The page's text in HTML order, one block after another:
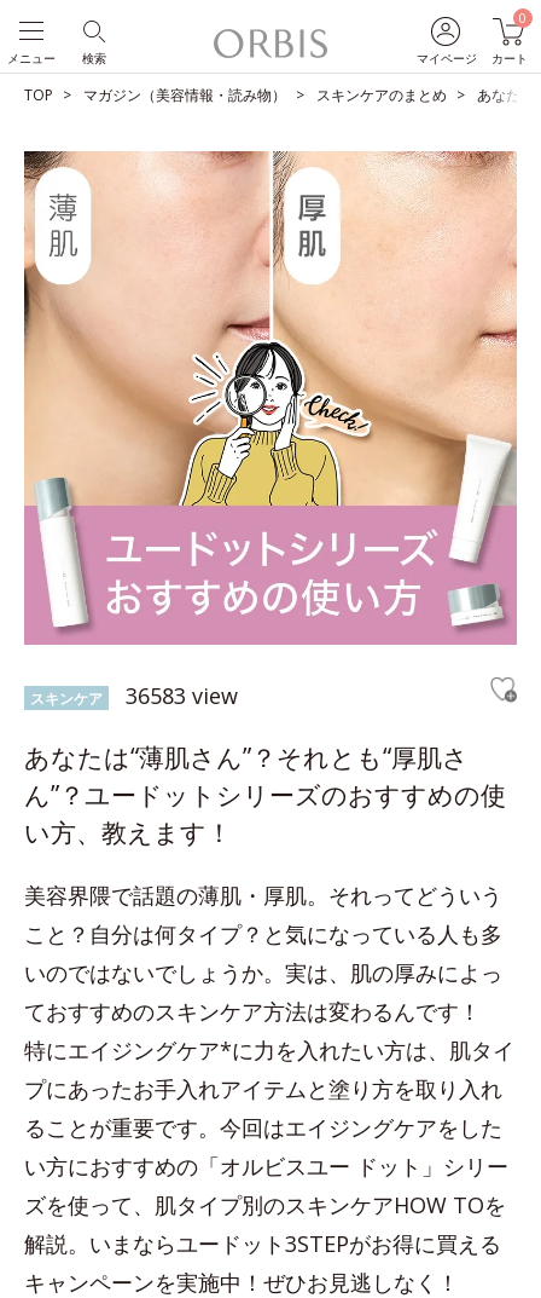
マイページ
0
カート
検索
メニュー
TOP マガジン（美容情報・読み物） スキンケアのまとめ あなたは
スキンケア 36583 view
あなたは“薄肌さん”？それとも“厚肌さ
ん”？ユードットシリーズのおすすめの使
い方、教えます！
美容界隈で話題の薄肌・厚肌。それってどういう
こと？自分は何タイプ？と気になっている人も多
いのではないでしょうか。実は、肌の厚みによっ
ておすすめのスキンケア方法は変わるんです！
特にエイジングケア*に力を入れたい方は、肌タイ
プにあったお手入れアイテムと塗り方を取り入れ
ることが重要です。今回はエイジングケアをした
い方におすすめの「オルビスユー ドット」シリー
ズを使って、肌タイプ別のスキンケアHOW TOを
解説。いまならユードット3STEPがお得に買える
キャンペーンを実施中！ぜひお見逃しなく！